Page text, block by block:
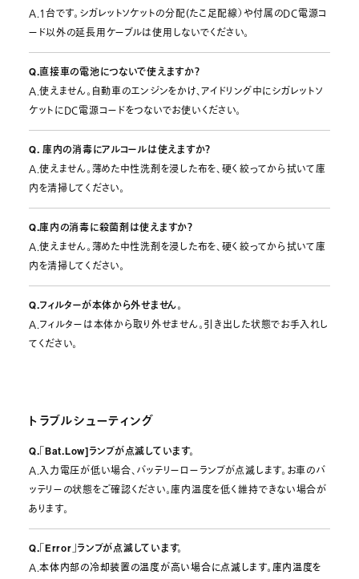
A.1台です。シガレットソケットの分配(たこ足配線）や付属のDC電源コ
ード以外の延長用ケーブルは使用しないでください。
Q.直接車の電池につないで使えますか？
A.使えません。自動車のエンジンをかけ、アイドリング中にシガレットソ
ケットにDC電源コードをつないでお使いください。
Q. 庫内の消毒にアルコールは使えますか？
A.使えません。薄めた中性洗剤を浸した布を、硬く絞ってから拭いて庫
内を清掃してください。
Q.庫内の消毒に殺菌剤は使えますか？
A.使えません。薄めた中性洗剤を浸した布を、硬く絞ってから拭いて庫
内を清掃してください。
Q.フィルターが本体から外せません。
A.フィルターは本体から取り外せません。引き出した状態でお手入れし
てください。
トラブルシューティング
Q.「Bat.Low]ランプが点滅しています。
A.入力電圧が低い場合、バッテリーローランプが点滅します。お車のバ
ッテリーの状態をご確認ください。庫内温度を低く維持できない場合が
あります。
Q.「Error」ランプが点滅しています。
A.本体内部の冷却装置の温度が高い場合に点滅します。庫内温度を